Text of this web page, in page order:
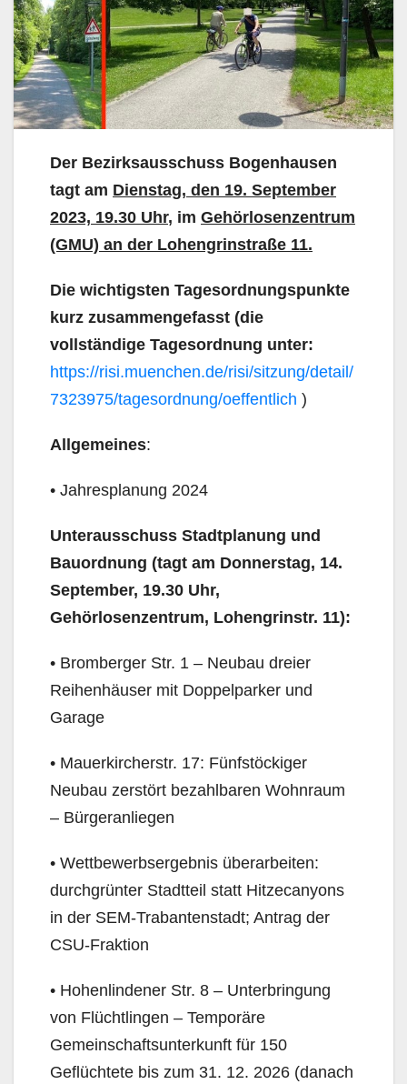
Der Bezirksausschuss Bogenhausen
tagt am Dienstag, den 19. September
2023, 19.30 Uhr, im Gehörlosenzentrum
(GMU) an der Lohengrinstraße 11.
Die wichtigsten Tagesordnungspunk­te
kurz zusammengefasst (die
vollständige Tagesordnung unter:
https://risi.muenchen.de/risi/sitzung/detail/
7323975/tagesordnung/oeffentlich )
Allgemeines:
• Jahresplanung 2024
Unterausschuss Stadtplanung und
Bauordnung (tagt am Donnerstag, 14.
September, 19.30 Uhr,
Gehörlosenzentrum, Lohengrinstr. 11):
• Bromberger Str. 1 – Neubau dreier
Reihenhäuser mit Doppelparker und
Garage
• Mauerkircherstr. 17: Fünfstöckiger
Neubau zerstört bezahlbaren Wohnraum
– Bürgeranliegen
• Wettbewerbsergebnis überarbeiten:
durchgrünter Stadtteil statt Hitzecanyons
in der SEM-Traban­tenstadt; Antrag der
CSU-Fraktion
• Hohenlindener Str. 8 – Unterbringung
von Flüchtlingen – Temporäre
Gemeinschaftsunterkunft für 150
Geflüchtete bis zum 31. 12. 2026 (danach